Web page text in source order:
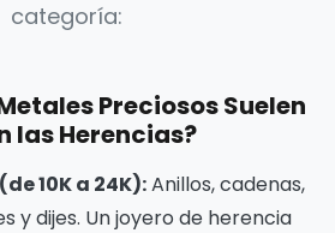
categoría:
Preciosos Suelen
las Herencias?
10K a 24K):Anillos, cadenas,
y dijes. Un joyero de herencia